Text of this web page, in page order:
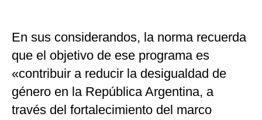
En sus considerandos, la norma recuerda
que el objetivo de ese programa es
«contribuir a reducir la desigualdad de
género en la República Argentina, a
través del fortalecimiento del marco